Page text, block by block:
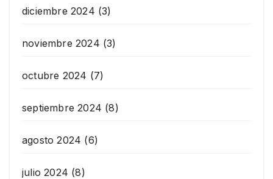
diciembre 2024 (3)
noviembre 2024 (3)
octubre 2024 (7)
septiembre 2024 (8)
agosto 2024 (6)
julio 2024 (8)